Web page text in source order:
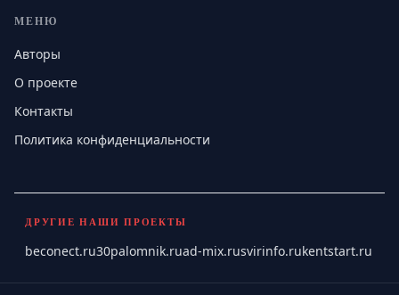
МЕНЮ
Авторы
О проекте
Контакты
Политика конфиденциальности
ДРУГИЕ НАШИ ПРОЕКТЫ
beconect.ru30palomnik.ruad-mix.rusvirinfo.rukentstart.ru